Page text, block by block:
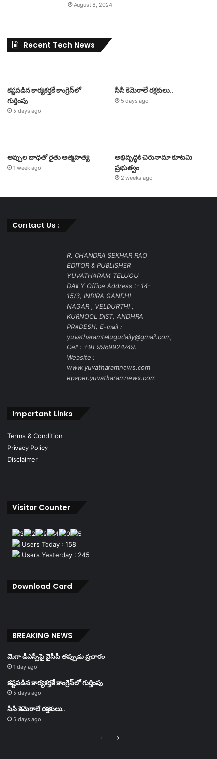
August 8, 2024
Recent Tech News
కష్టపడిన కార్యకర్తకే కాంగ్రెస్‌లో
గుర్తింపు
5 days ago
సీసీ కెమెరాలే రక్షకులు..
5 days ago
అప్పుల బాధతో రైతు ఆత్మహత్య
1 week ago
అభివృద్ధికి చిరునామా కూటమి
ప్రభుత్వం
2 weeks ago
Contact Us :
R. CHANDRA SEKHAR RAO
EDITOR & PUBLISHER
YUVATHARAM TELUGU
DAILY Office Address :- 14-
15/3, INDIRA GANDHI
NAGAR , VELDURTHI ,
KURNOOL DIST, ANDHRA
PRADESH, E-mail :
yuvatharamtelugudaily@gmail.com,
Cell : +91 9989924749.
Website :
www.yuvatharamnews.com
epaper.yuvatharamnews.com
Important Links
Terms & Condition
Privacy Policy
Disclaimer
Visitor Counter
Users Today : 158
Users Yesterday : 245
Download Card
BREAKING NEWS
మెగా డీఎస్సీపై వైసీపీ తప్పుడు ప్రచారం
1 day ago
కష్టపడిన కార్యకర్తకే కాంగ్రెస్‌లో గుర్తింపు
5 days ago
సీసీ కెమెరాలే రక్షకులు..
5 days ago
PreviousNext